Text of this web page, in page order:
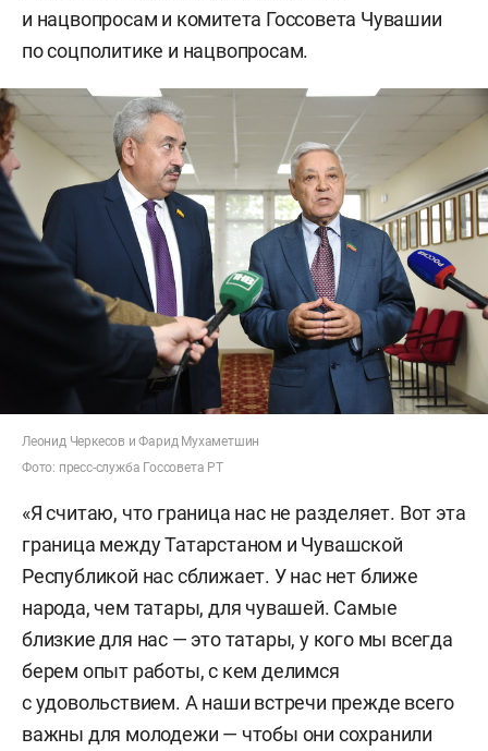
и нацвопросам и комитета Госсовета Чувашии
по соцполитике и нацвопросам.
Леонид Черкесов и Фарид Мухаметшин
Фото: пресс-служба Госсовета РТ
«Я считаю, что граница нас не разделяет. Вот эта
граница между Татарстаном и Чувашской
Республикой нас сближает. У нас нет ближе
народа, чем татары, для чувашей. Самые
близкие для нас — это татары, у кого мы всегда
берем опыт работы, с кем делимся
с удовольствием. А наши встречи прежде всего
важны для молодежи — чтобы они сохранили